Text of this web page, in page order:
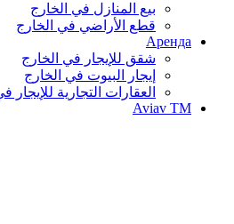
بيع المنازل في الخارج
قطع الأراضي في الخارج
Аренда
شقق للإيجار في الخارج
إيجار البيوت في الخارج
العقارات التجارية للإيجار
Aviav TM